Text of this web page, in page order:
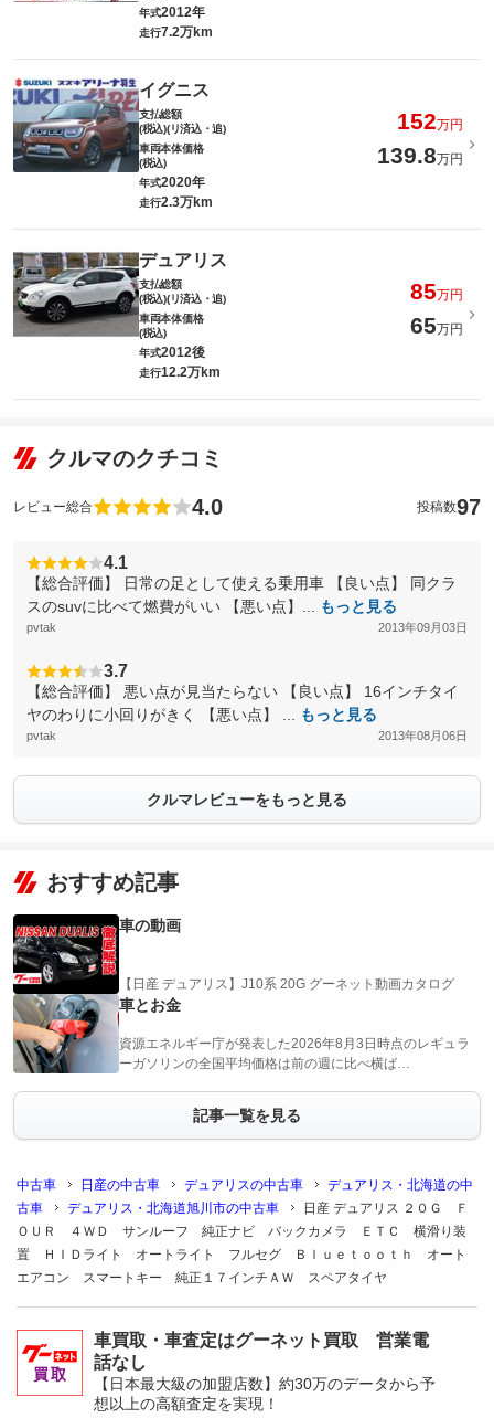
年式2012年
走行7.2万km
イグニス
支払総額
(税込)(リ済込・追)
152万円
車両本体価格
(税込)
139.8万円
年式2020年
走行2.3万km
デュアリス
支払総額
(税込)(リ済込・追)
85万円
車両本体価格
(税込)
65万円
年式2012後
走行12.2万km
クルマのクチコミ
レビュー総合 4.0 投稿数97
4.1
【総合評価】 日常の足として使える乗用車 【良い点】 同クラ
スのsuvに比べて燃費がいい 【悪い点】...
もっと見る
pvtak 2013年09月03日
3.7
【総合評価】 悪い点が見当たらない 【良い点】 16インチタイ
ヤのわりに小回りがきく 【悪い点】 ...
もっと見る
pvtak 2013年08月06日
クルマレビューをもっと見る
おすすめ記事
車の動画
【日産 デュアリス】J10系 20G グーネット動画カタログ
車とお金
資源エネルギー庁が発表した2026年8月3日時点のレギュラ
ーガソリンの全国平均価格は前の週に比べ横ば…
記事一覧を見る
中古車 日産の中古車 デュアリスの中古車
デュアリス・北海道の中
古車
デュアリス・北海道旭川市の中古車
日産 デュアリス ２０Ｇ Ｆ
ＯＵＲ ４ＷＤ サンルーフ 純正ナビ バックカメラ ＥＴＣ 横滑り装
置 ＨＩＤライト オートライト フルセグ Ｂｌｕｅｔｏｏｔｈ オート
エアコン スマートキー 純正１７インチＡＷ スペアタイヤ
車買取・車査定はグーネット買取 営業電
話なし
【日本最大級の加盟店数】約30万のデータから予
想以上の高額査定を実現！